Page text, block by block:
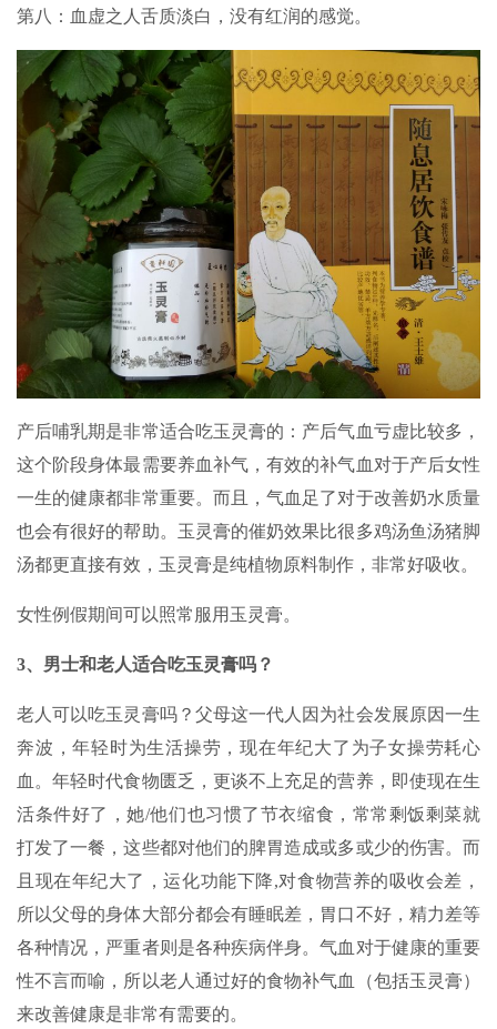
第八：血虚之人舌质淡白，没有红润的感觉。
产后哺乳期是非常适合吃玉灵膏的：产后气血亏虚比较多，
这个阶段身体最需要养血补气，有效的补气血对于产后女性
一生的健康都非常重要。而且，气血足了对于改善奶水质量
也会有很好的帮助。玉灵膏的催奶效果比很多鸡汤鱼汤猪脚
汤都更直接有效，玉灵膏是纯植物原料制作，非常好吸收。
女性例假期间可以照常服用玉灵膏。
3、男士和老人适合吃玉灵膏吗？
老人可以吃玉灵膏吗？父母这一代人因为社会发展原因一生
奔波，年轻时为生活操劳，现在年纪大了为子女操劳耗心
血。年轻时代食物匮乏，更谈不上充足的营养，即使现在生
活条件好了，她/他们也习惯了节衣缩食，常常剩饭剩菜就
打发了一餐，这些都对他们的脾胃造成或多或少的伤害。而
且现在年纪大了，运化功能下降,对食物营养的吸收会差，
所以父母的身体大部分都会有睡眠差，胃口不好，精力差等
各种情况，严重者则是各种疾病伴身。气血对于健康的重要
性不言而喻，所以老人通过好的食物补气血（包括玉灵膏）
来改善健康是非常有需要的。